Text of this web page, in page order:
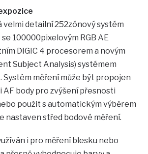
velmi detailní 252zónový systém
100000pixelovým RGB AE
DIGIC 4 procesorem a novým
Subject Analysis) systémem
Systém měření může být propojen
AF body pro zvýšení přesnosti
použit s automatickým výběrem
nastaven střed bodové měření.
i pro měření blesku nebo